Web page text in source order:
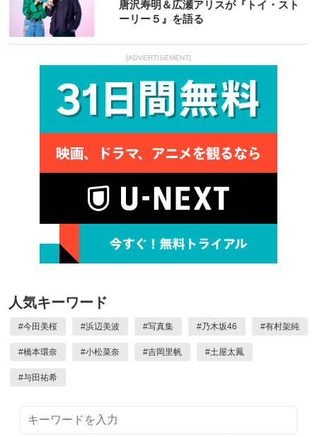
唐沢寿明＆広瀬アリスが『トイ・スト
ーリー５』を語る
[ADVERTISEMENT]
人気キーワード
#今田美桜 #浜辺美波 #写真集 #乃木坂46 #有村架純
#橋本環奈 #小松菜奈 #吉岡里帆 #土屋太鳳
#与田祐希